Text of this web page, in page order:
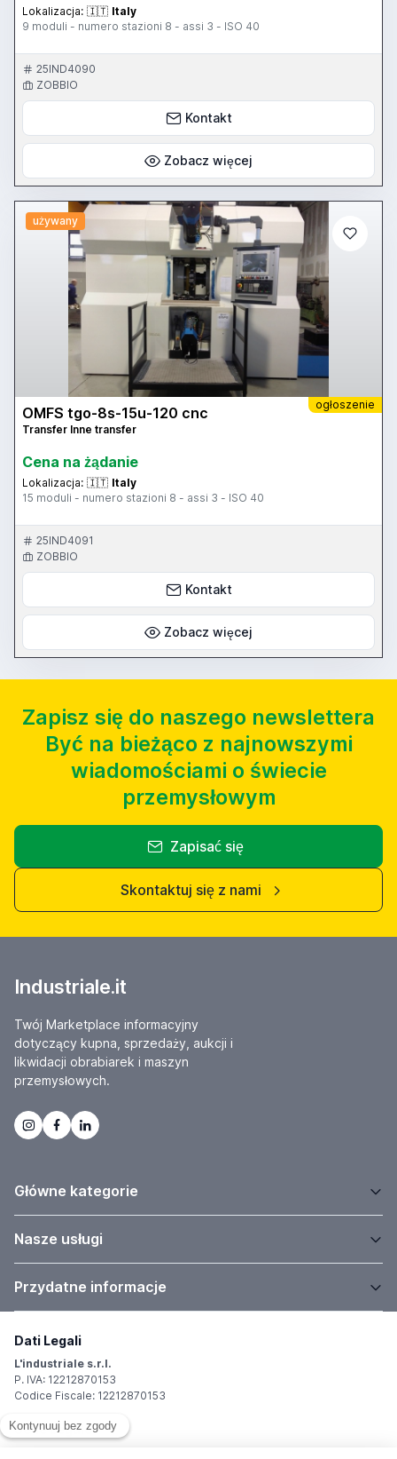
Lokalizacja: 🇮🇹 Italy
9 moduli - numero stazioni 8 - assi 3 - ISO 40
25IND4090
ZOBBIO
Kontakt
Zobacz więcej
używany
ogłoszenie
OMFS tgo-8s-15u-120 cnc
Transfer Inne transfer
Cena na żądanie
Lokalizacja: 🇮🇹 Italy
15 moduli - numero stazioni 8 - assi 3 - ISO 40
25IND4091
ZOBBIO
Kontakt
Zobacz więcej
Zapisz się do naszego newslettera
Być na bieżąco z najnowszymi
wiadomościami o świecie
przemysłowym
Zapisać się
Skontaktuj się z nami
Industriale.it
Twój Marketplace informacyjny
dotyczący kupna, sprzedaży, aukcji i
likwidacji obrabiarek i maszyn
przemysłowych.
Główne kategorie
Nasze usługi
Przydatne informacje
Dati Legali
L'industriale s.r.l.
P. IVA: 12212870153
Codice Fiscale: 12212870153
Sede Legale